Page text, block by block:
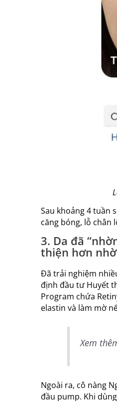
Sau khoảng 4 tuần
căng bóng, lỗ chân
3. Da đã
thiện hơn
Đã trải nghiệm
định đầu tư Huyết
Program chứa
elastin và làm mờ
Xem
Ngoài ra, cô nàng
đầu pump. Khi